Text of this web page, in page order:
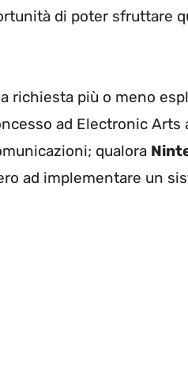
di poter sfruttare
richiesta più o meno
ad Electronic
qualora
ad implementare un